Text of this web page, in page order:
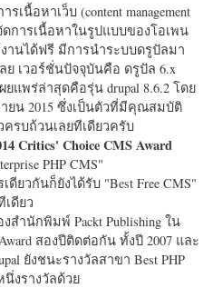
นื้อหาเว็บ (content management
ดการเนื้อหาในรูปแบบของโอเพน
านได้ฟรี มีการนำระบบดรูปัลมา
ย เวอร์ชั่นปัจจุบันคือ ดรูปัล 6.x
แพร่ล่าสุดคือรุ่น drupal 8.6.2 โดย
ยน 2015 ซึ่งเป็นตัวที่มีคุณสมบัติ
ครบถ้วนเลยทีเดียวครับ
Critics' Choice CMS Award
PHP CMS"
ดียวกันก็ยังได้รับ "Best Free CMS"
เดียว
งสำนักพิมพ์ Packt Publishing ใน
สองปีติดต่อกัน ทั้งปี 2007 และ
ยังชนะรางวัลสาขา Best PHP
นึ่งรางวัลด้วย